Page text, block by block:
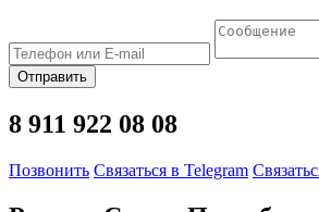
Отправить
8 911 922 08 08
Позвонить Связаться в Telegram